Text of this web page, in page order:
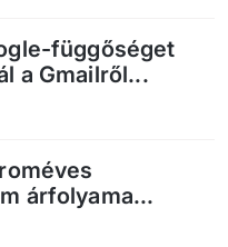
függőséget
a Gmailről...
árfolyama...